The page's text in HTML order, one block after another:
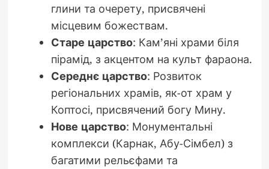
глини та очерету, присвячені
місцевим божествам.
Старе царство: Кам’яні храми біля
пірамід, з акцентом на культ фараона.
Середнє царство: Розвиток
регіональних храмів, як-от храм у
Коптосі, присвячений богу Мину.
Нове царство: Монументальні
комплекси (Карнак, Абу-Сімбел) з
багатими рельєфами та